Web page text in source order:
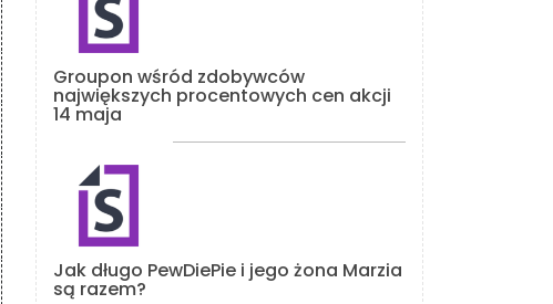
Groupon wśród zdobywców
największych procentowych cen akcji
14 maja
Jak długo PewDiePie i jego żona Marzia
są razem?